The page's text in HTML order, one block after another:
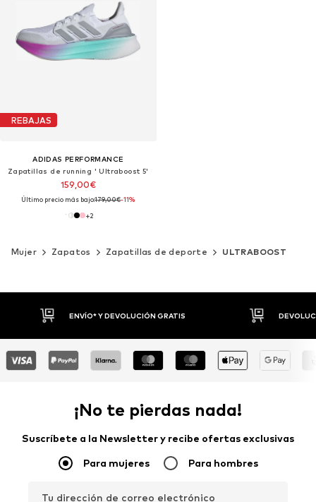
REBAJAS
ADIDAS PERFORMANCE
Zapatillas de running ' Ultraboost 5'
159,00€
Último precio más bajo:179,00€-11%
+2
Mujer Zapatos Zapatillas de deporte ULTRABOOST
DEVOLUCIONES HASTA 30 DÍAS
¡No te pierdas nada!
Suscríbete a la Newsletter y recibe ofertas exclusivas
Para mujeres Para hombres
Tu dirección de correo electrónico